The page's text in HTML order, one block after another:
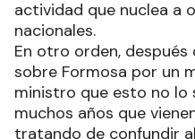
actividad que nuclea a
nacionales.
En otro orden,
sobre Formosa por un
ministro que esto no lo
muchos años que
tratando de confundir